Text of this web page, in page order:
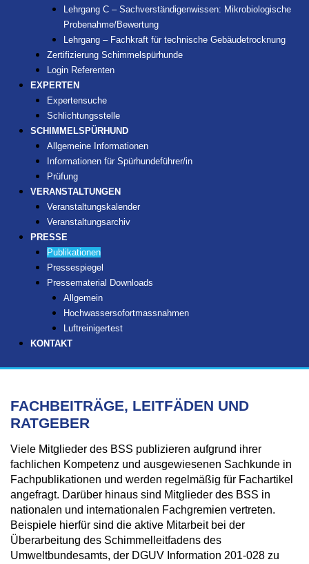
Lehrgang C – Sachverständigenwissen: Mikrobiologische
Probenahme/Bewertung
Lehrgang – Fachkraft für technische Gebäudetrocknung
Zertifizierung Schimmelspürhunde
Login Referenten
EXPERTEN
Expertensuche
Schlichtungsstelle
SCHIMMELSPÜRHUND
Allgemeine Informationen
Informationen für Spürhundeführer/in
Prüfung
VERANSTALTUNGEN
Veranstaltungskalender
Veranstaltungsarchiv
PRESSE
Publikationen
Pressespiegel
Pressematerial Downloads
Allgemein
Hochwassersofortmassnahmen
Luftreinigertest
KONTAKT
FACHBEITRÄGE, LEITFÄDEN UND
RATGEBER
Viele Mitglieder des BSS publizieren aufgrund ihrer
fachlichen Kompetenz und ausgewiesenen Sachkunde in
Fachpublikationen und werden regelmäßig für Fachartikel
angefragt. Darüber hinaus sind Mitglieder des BSS in
nationalen und internationalen Fachgremien vertreten.
Beispiele hierfür sind die aktive Mitarbeit bei der
Überarbeitung des Schimmelleitfadens des
Umweltbundesamts, der DGUV Information 201-028 zu